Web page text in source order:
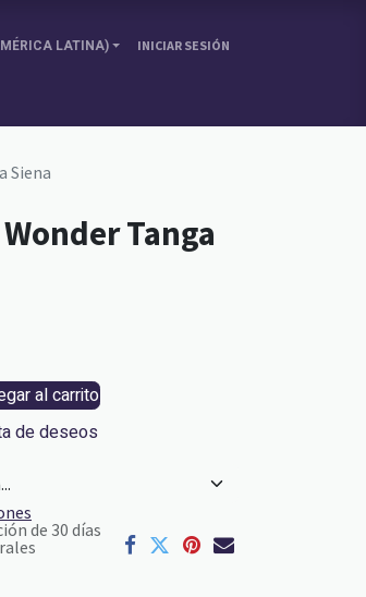
LATINA) INICIAR SESIÓN
Siena
Tanga
al carrito
de deseos
de 30 días